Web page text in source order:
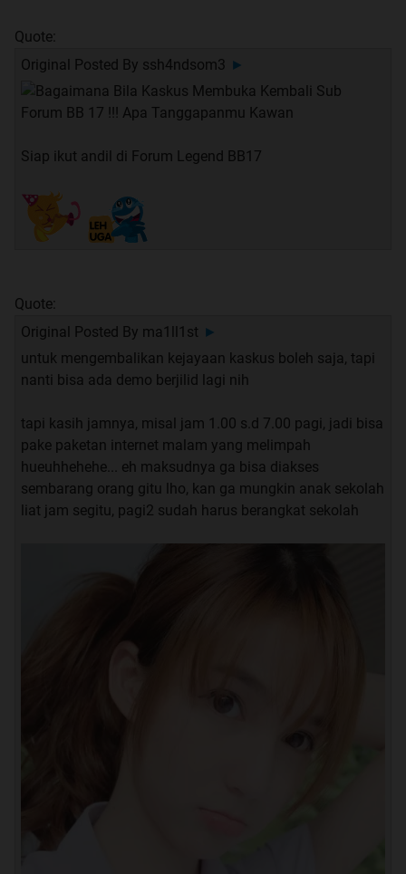
Quote:
Original Posted By ssh4ndsom3 ►
Siap ikut andil di Forum Legend BB17
Quote:
Original Posted By ma1ll1st ►
untuk mengembalikan kejayaan kaskus boleh saja, tapi
nanti bisa ada demo berjilid lagi nih
tapi kasih jamnya, misal jam 1.00 s.d 7.00 pagi, jadi bisa
pake paketan internet malam yang melimpah
hueuhhehehe... eh maksudnya ga bisa diakses
sembarang orang gitu lho, kan ga mungkin anak sekolah
liat jam segitu, pagi2 sudah harus berangkat sekolah